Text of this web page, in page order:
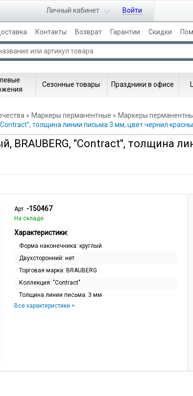
Войти
Личный кабинет
Контакты Возврат Гарантии Скидки
Сезонные товары Праздники в офисе
Маркеры перманентные
Маркеры
толщина линии письма 3 мм, цвет чернил
BRAUBERG, "Contract", толщина
Арт. -150467
На складе
Характеристики:
Форма наконечника: круглый
Двухсторонний: нет
Торговая марка: BRAUBERG
Коллекция: "Contract"
Толщина линии письма: 3 мм
Все характеристики >